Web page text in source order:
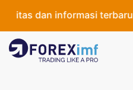
dan informasi terbaru di